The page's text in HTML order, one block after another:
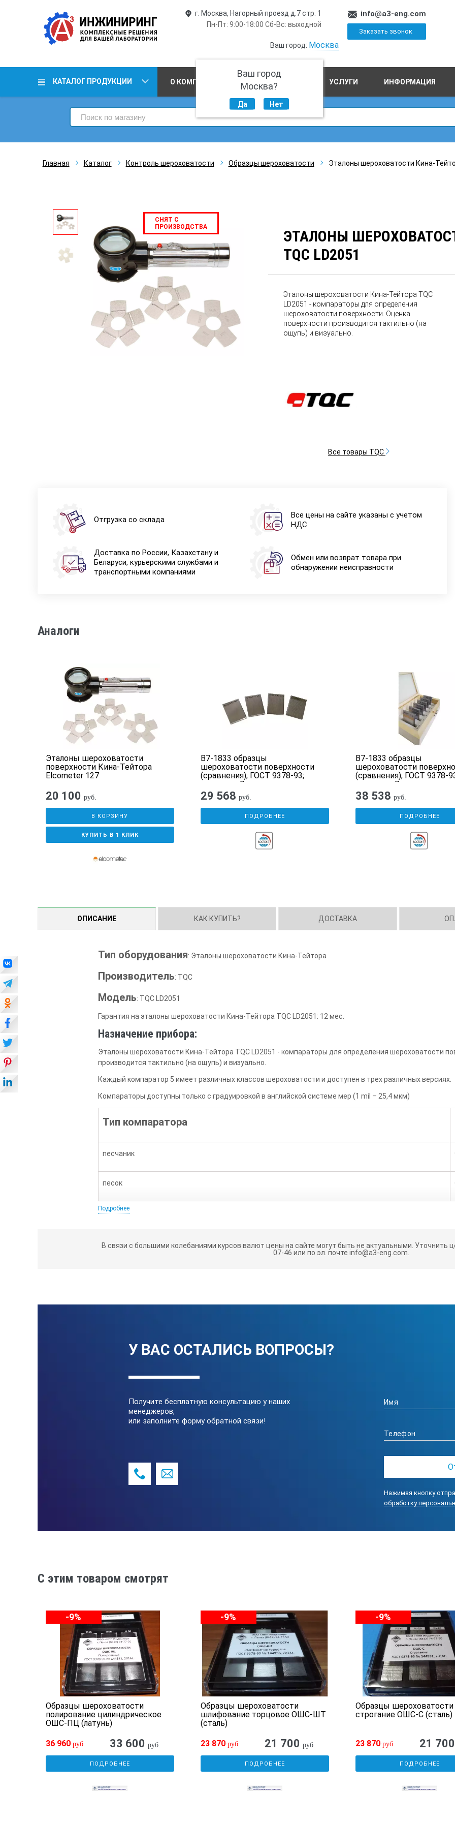
г. Москва, Нагорный проезд д.7 стр. 1
Пн-Пт: 9:00-18:00 Сб-Вс: выходной
Ваш город: Москва
Ваш город
Москва?
Да Нет
info@a3-eng.com
Заказать звонок
КАТАЛОГ ПРОДУКЦИИ О КОМПАНИИ ПРОИЗВОДСТВО УСЛУГИ ИНФОРМАЦИЯ
Главная Каталог Контроль шероховатости Образцы шероховатости Эталоны шероховатости Кина-
СНЯТ С
ПРОИЗВОДСТВА
ЭТАЛОНЫ
TQC LD2051
Эталоны шероховатости Кина-Тейтора TQC
LD2051 - компараторы для определения
шероховатости поверхности. Оценка
поверхности производится тактильно (на
ощупь) и визуально.
Все товары TQC
Отгрузка со склада
Все цены на сайте указаны с учетом
НДС
Доставка по России, Казахстану и
Беларуси, курьерскими службами и
транспортными компаниями
Обмен или возврат товара при
обнаружении неисправности
Аналоги
Эталоны шероховатости
поверхности Кина-Тейтора
Elcometer 127
20 100 руб.
В КОРЗИНУ
КУПИТЬ В 1 КЛИК
В7-1833 образцы
шероховатости поверхности
(сравнения); ГОСТ 9378-93;
параметр Rz номиналы:
29 568 руб.
ПОДРОБНЕЕ
В7-1833 образцы
шероховатости
(сравнения); ГОСТ 9378-
параметр Ra номиналы
38 538 руб.
ПОДРОБНЕЕ
ОПИСАНИЕ КАК КУПИТЬ? ДОСТАВКА
Тип оборудования: Эталоны шероховатости Кина-Тейтора
Производитель: TQC
Модель: TQC LD2051
Гарантия на эталоны шероховатости Кина-Тейтора TQC LD2051: 12 мес.
Назначение прибора:
Эталоны шероховатости Кина-Тейтора TQC LD2051 - компараторы для определения шероховатости
производится тактильно (на ощупь) и визуально.
Каждый компаратор 5 имеет различных классов шероховатости и доступен в трех различных версиях.
Компараторы доступны только с градуировкой в английской системе мер (1 mil – 25,4 мкм)
Тип компаратора
песчаник
песок
дробь
лупа с подсветкой (увеличение х5) с интегрированным держателем для эталона
Подробнее
В связи с большими колебаниями курсов валют цены на сайте могут быть не актуальными. Уточнить
07-46 или по эл. почте info@a3-eng.com.
У ВАС ОСТАЛИСЬ ВОПРОСЫ?
Получите бесплатную консультацию у наших
менеджеров,
или заполните форму обратной связи!
Нажимая кнопку
обработку
C этим товаром смотрят
-9%
Образцы шероховатости
полирование цилиндрическое
ОШС-ПЦ (латунь)
36 960руб. 33 600 руб.
ПОДРОБНЕЕ
-9%
Образцы шероховатости
шлифование торцовое ОШС-ШТ
(сталь)
23 870руб. 21 700 руб.
ПОДРОБНЕЕ
-9%
Образцы шероховатости
строгание ОШС-С (сталь)
23 870руб. 21 700
ПОДРОБНЕЕ